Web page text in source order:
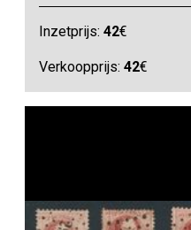
Inzetprijs:42€
Verkoopprijs:42€